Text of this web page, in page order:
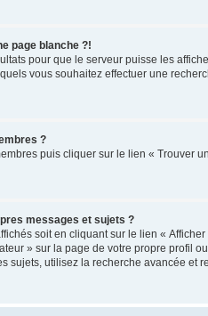
page blanche ?!
pour que le serveur puisse les
vous souhaitez effectuer une
?
puis cliquer sur le lien « Trouver
messages et sujets ?
soit en cliquant sur le lien «
» sur la page de votre propre profil
sujets, utilisez la recherche avancée